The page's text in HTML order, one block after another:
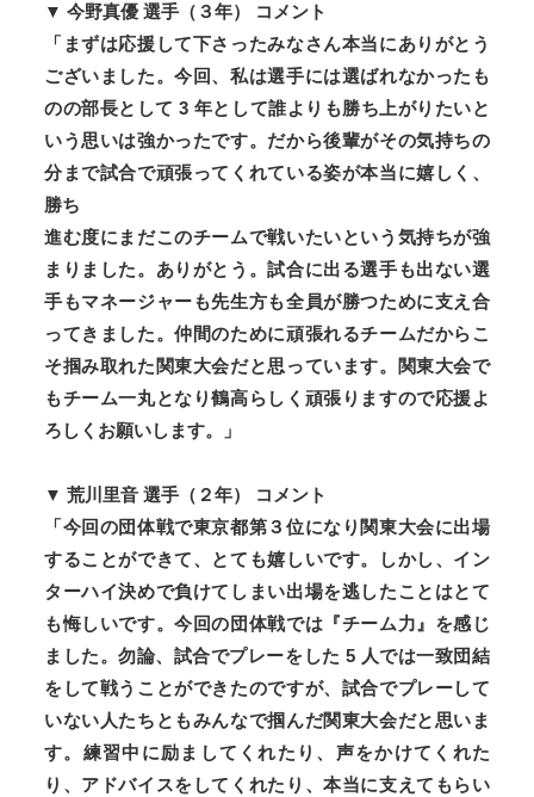
▼ 今野真優 選手（３年） コメント
「まずは応援して下さったみなさん本当にありがとう
ございました。今回、私は選手には選ばれなかったも
のの部長として 3 年として誰よりも勝ち上がりたいと
いう思いは強かったです。だから後輩がその気持ちの
分まで試合で頑張ってくれている姿が本当に嬉しく、
勝ち
進む度にまだこのチームで戦いたいという気持ちが強
まりました。ありがとう。試合に出る選手も出ない選
手もマネージャーも先生方も全員が勝つために支え合
ってきました。仲間のために頑張れるチームだからこ
そ掴み取れた関東大会だと思っています。関東大会で
もチーム一丸となり鶴高らしく頑張りますので応援よ
ろしくお願いします。」
▼ 荒川里音 選手（２年） コメント
「今回の団体戦で東京都第３位になり関東大会に出場
することができて、とても嬉しいです。しかし、イン
ターハイ決めで負けてしまい出場を逃したことはとて
も悔しいです。今回の団体戦では『チーム力』を感じ
ました。勿論、試合でプレーをした 5 人では一致団結
をして戦うことができたのですが、試合でプレーして
いない人たちともみんなで掴んだ関東大会だと思いま
す。練習中に励ましてくれたり、声をかけてくれた
り、アドバイスをしてくれたり、本当に支えてもらい